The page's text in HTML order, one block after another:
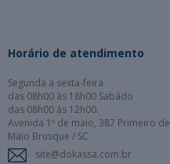
Horário de atendimento
Segunda a sexta-feira
das 08h00 às 18h00 Sabádo
das 08h00 às 12h00.
Avenida 1º de maio, 387 Primeiro de
Maio Brusque / SC
site@dokassa.com.br